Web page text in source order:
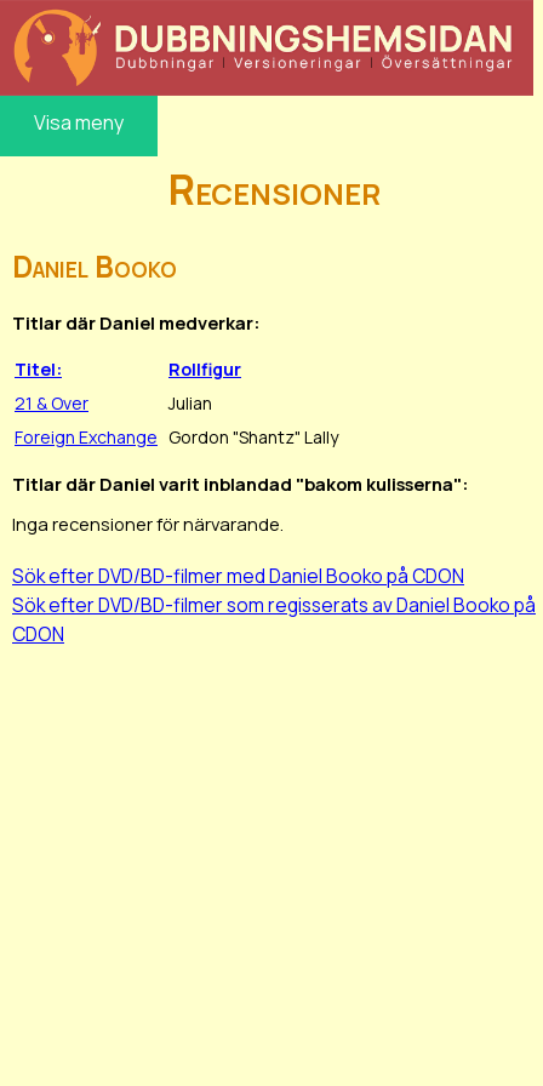
Visa meny
Recensioner
Daniel Booko
Titlar där Daniel medverkar:
Titel:
Rollfigur
21 & Over
Julian
Foreign Exchange Gordon "Shantz" Lally
Titlar där Daniel varit inblandad "bakom kulisserna":
Inga recensioner för närvarande.
Sök efter DVD/BD-filmer med Daniel Booko på CDON
Sök efter DVD/BD-filmer som regisserats av Daniel Booko på
CDON